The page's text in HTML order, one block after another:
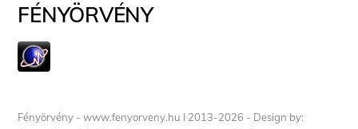
FÉNYÖRVÉNY
Fényörvény - www.fenyorveny.hu I 2013-2026 - Design by: